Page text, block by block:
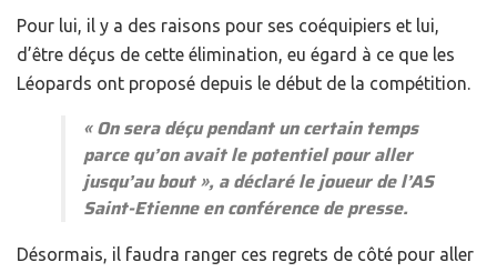
Pour lui, il y a des raisons pour ses coéquipiers et lui,
d’être déçus de cette élimination, eu égard à ce que les
Léopards ont proposé depuis le début de la compétition.
«On sera déçu pendant un certain temps
parce qu’on avait le potentiel pour aller
jusqu’au bout», a déclaré le joueur de l’AS
Saint-Etienne en conférence de presse.
Désormais, il faudra ranger ces regrets de côté pour aller